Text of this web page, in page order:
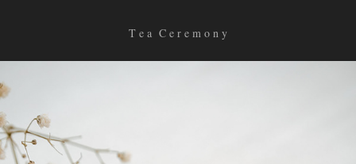
T e a C e r e m o n y